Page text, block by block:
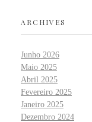
ARCHIVES
Junho 2026
Maio 2025
Abril 2025
Fevereiro 2025
Janeiro 2025
Dezembro 2024